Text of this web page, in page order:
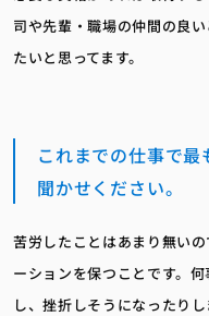
司や先輩・職場の仲間の良
たいと思ってます。
これまでの仕事で
聞かせください。
苦労したことはあまり無い
ーションを保つことです。
し、挫折しそうになったり